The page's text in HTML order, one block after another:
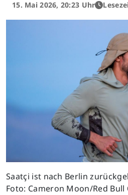
15. Mai 2026, 20:23 Uhr
Saatçi ist nach Berlin
Foto: Cameron Moon/Red